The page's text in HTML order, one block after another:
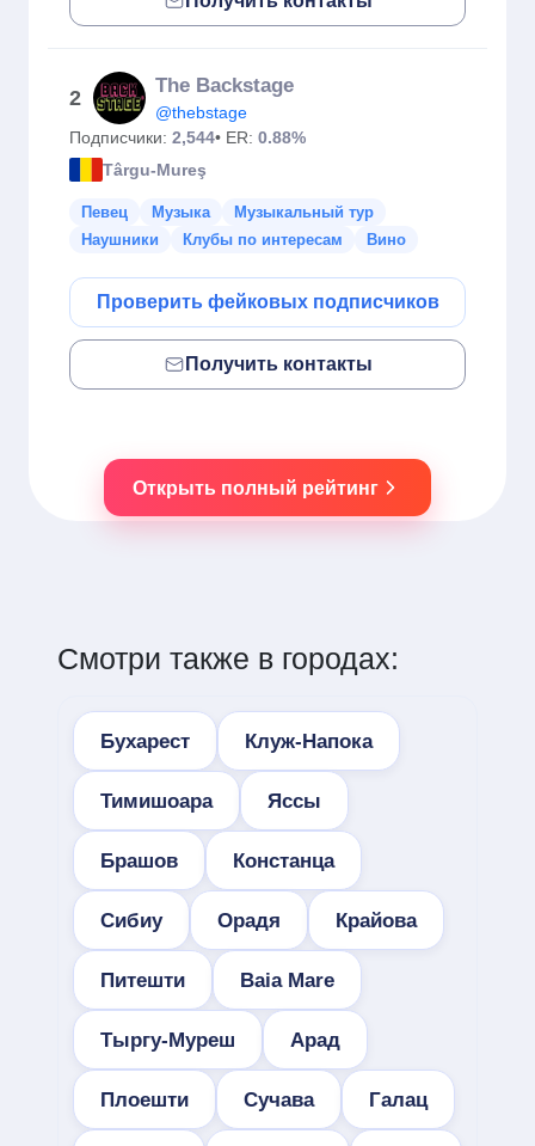
2
The Backstage
@thebstage
Подписчики: 2,544• ER: 0.88%
Târgu-Mureş
Певец Музыка
Музыкальный тур
Наушники
Клубы по интересам Вино
Проверить фейковых подписчиков
Получить контакты
Открыть полный рейтинг
Смотри также в городах:
Бухарест Клуж-Напока
Тимишоара Яссы
Брашов Констанца
Сибиу Орадя Крайова
Питешти Baia Mare
Тыргу-Муреш Арад
Плоешти Сучава Галац